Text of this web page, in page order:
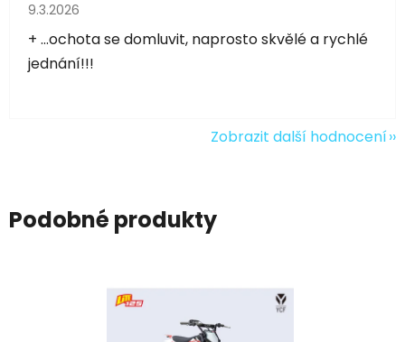
Hodnocení obchodu je 5 z 5 hvězdiček.
9.3.2026
+ ...ochota se domluvit, naprosto skvělé a rychlé
jednání!!!
Zobrazit další hodnocení
Podobné produkty